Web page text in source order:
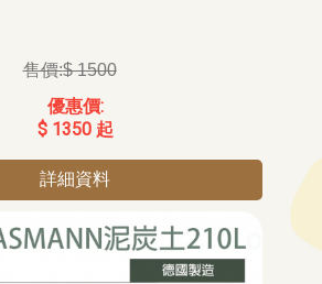
$ 1500
$ 1350 起
詳細資料